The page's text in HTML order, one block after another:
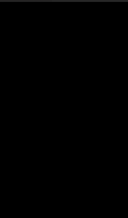
CX is
data-first benadering en koppelt
verkoop-, service- en backoffice-
voor elke persoon te creëren. Oracle
en stimuleren van bedrijfswaarde op
B2B-bestelproces door e-commerce en